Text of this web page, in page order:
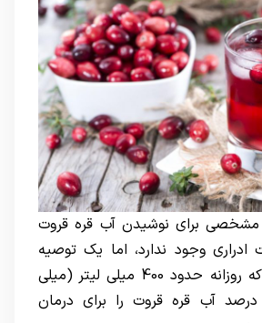
مشخصی برای نوشیدن آب قره قروت
ادراری وجود ندارد، اما یک توصیه
معمول این است که روزانه حدود 400 میلی لیتر (میلی
لیتر) حداقل 25 درصد آب قره قروت را برای درمان